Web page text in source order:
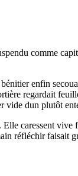
comme
enfin
regardait
dun plutôt
caressent vive
réfléchir faisait